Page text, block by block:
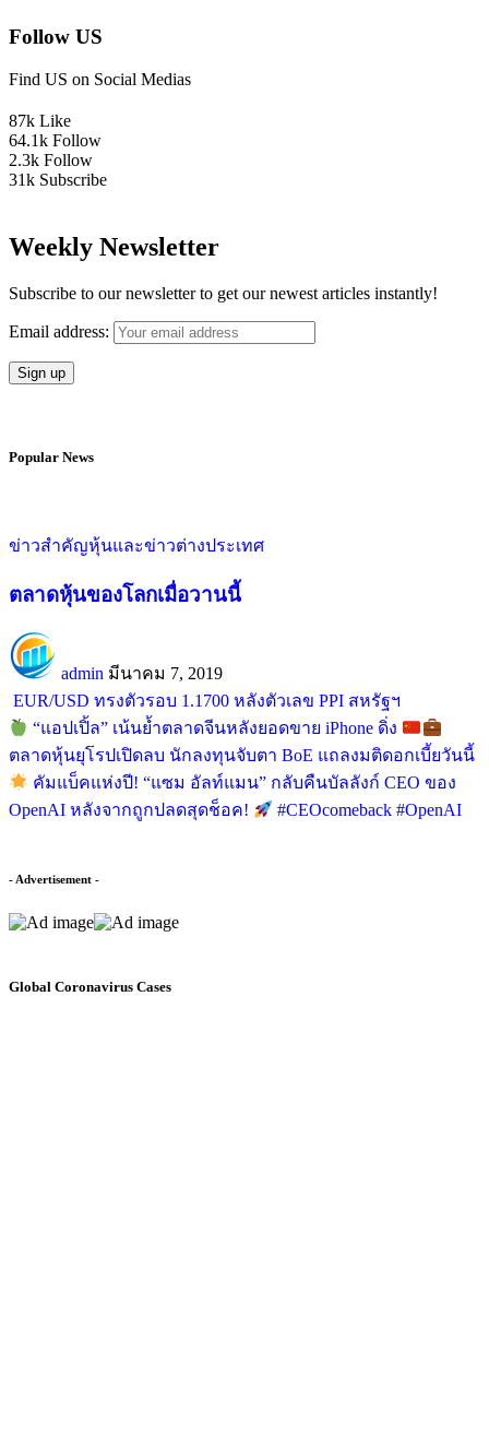
Follow US
Find US on Social Medias
87k Like
64.1k Follow
2.3k Follow
31k Subscribe
Weekly Newsletter
Subscribe to our newsletter to get our newest articles instantly!
Email address:
Popular News
ข่าวสำคัญหุ้นและข่าวต่างประเทศ
ตลาดหุ้นของโลกเมื่อวานนี้
admin มีนาคม 7, 2019
EUR/USD ทรงตัวรอบ 1.1700 หลังตัวเลข PPI สหรัฐฯ
“แอปเปิ้ล” เน้นย้ำตลาดจีนหลังยอดขาย iPhone ดิ่ง
ตลาดหุ้นยุโรปเปิดลบ นักลงทุนจับตา BoE แถลงมติดอกเบี้ยวันนี้
คัมแบ็คแห่งปี! “แซม อัลท์แมน” กลับคืนบัลลังก์ CEO ของ
OpenAI หลังจากถูกปลดสุดช็อค!
#CEOcomeback #OpenAI
- Advertisement -
Global Coronavirus Cases